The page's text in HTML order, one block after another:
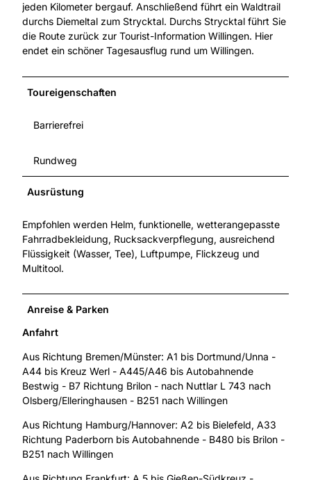
jeden Kilometer bergauf. Anschließend führt ein Waldtrail
durchs Diemeltal zum Strycktal. Durchs Strycktal führt Sie
die Route zurück zur Tourist-Information Willingen. Hier
endet ein schöner Tagesausflug rund um Willingen.
Toureigenschaften
Barrierefrei
Rundweg
Ausrüstung
Empfohlen werden Helm, funktionelle, wetterangepasste
Fahrradbekleidung, Rucksackverpflegung, ausreichend
Flüssigkeit (Wasser, Tee), Luftpumpe, Flickzeug und
Multitool.
Anreise & Parken
Anfahrt
Aus Richtung Bremen/Münster: A1 bis Dortmund/Unna -
A44 bis Kreuz Werl - A445/A46 bis Autobahnende
Bestwig - B7 Richtung Brilon - nach Nuttlar L 743 nach
Olsberg/Elleringhausen - B251 nach Willingen
Aus Richtung Hamburg/Hannover: A2 bis Bielefeld, A33
Richtung Paderborn bis Autobahnende - B480 bis Brilon -
B251 nach Willingen